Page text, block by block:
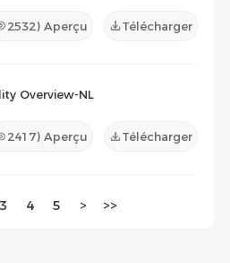
2532) Aperçu Télécharger
Overview-NL
2417) Aperçu Télécharger
3 4 5 > >>